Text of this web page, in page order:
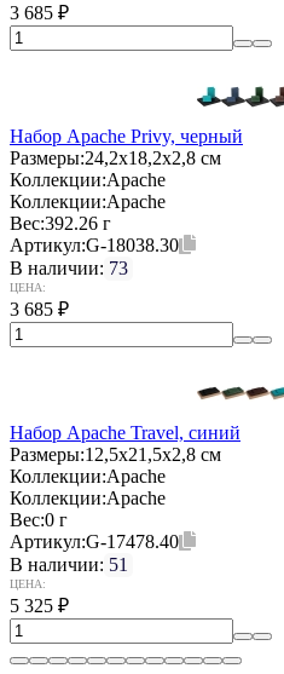
3 685 ₽
Набор Apache Privy, черный
Размеры:24,2х18,2х2,8 см
Коллекции:Apache
Коллекции:Apache
Вес:392.26 г
Артикул:G-18038.30
В наличии: 73
ЦЕНА:
3 685 ₽
Набор Apache Travel, синий
Размеры:12,5х21,5х2,8 см
Коллекции:Apache
Коллекции:Apache
Вес:0 г
Артикул:G-17478.40
В наличии: 51
ЦЕНА:
5 325 ₽